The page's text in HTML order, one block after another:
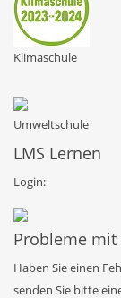
Klimaschule
Umweltschule
LMS Lernen
Login:
Probleme mit
Haben Sie einen
senden Sie bitte